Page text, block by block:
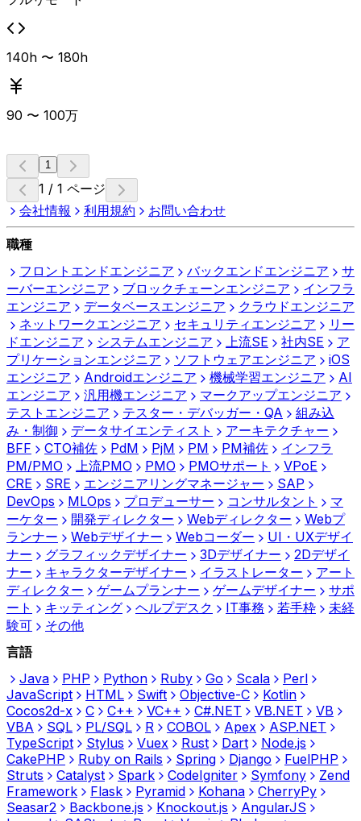
140h 〜 180h
90 〜 100万
1
1 / 1 ページ
会社情報
利用規約 お問い合わせ
職種
フロントエンドエンジニア
バックエンドエンジニア
サ
ーバーエンジニア
ブロックチェーンエンジニア
インフラ
エンジニア
データベースエンジニア
クラウドエンジニア
ネットワークエンジニア
セキュリティエンジニア
リー
ドエンジニア
システムエンジニア 上流SE 社内SE
ア
プリケーションエンジニア
ソフトウェアエンジニア
iOS
エンジニア
Androidエンジニア 機械学習エンジニア
AI
エンジニア
汎用機エンジニア
マークアップエンジニア
テストエンジニア
テスター・デバッガー・QA
組み込
み・制御
データサイエンティスト
アーキテクチャー
BFF
CTO補佐 PdM PjM PM PM補佐
インフラ
PM/PMO
上流PMO PMO PMOサポート
VPoE
CRE
SRE エンジニアリングマネージャー
SAP
DevOps
MLOps プロデューサー コンサルタント
マ
ーケター
開発ディレクター Webディレクター
Webプ
ランナー
Webデザイナー Webコーダー
UI・UXデザイ
ナー
グラフィックデザイナー 3Dデザイナー
2Dデザイ
ナー
キャラクターデザイナー イラストレーター
アート
ディレクター
ゲームプランナー ゲームデザイナー
サポ
ート
キッティング ヘルプデスク IT事務 若手枠
未経
験可
その他
言語
Java
PHP Python Ruby Go Scala
Perl
JavaScript
HTML Swift Objective-C
Kotlin
Cocos2d-x
C C++ VC++ C#.NET VB.NET
VB
VBA
SQL PL/SQL R COBOL Apex
ASP.NET
TypeScript
Stylus Vuex Rust Dart
Node.js
CakePHP
Ruby on Rails Spring Django
FuelPHP
Struts
Catalyst Spark CodeIgniter Symfony
Zend
Framework
Flask Pyramid Kohana
CherryPy
Seasar2
Backbone.js Knockout.js
AngularJS